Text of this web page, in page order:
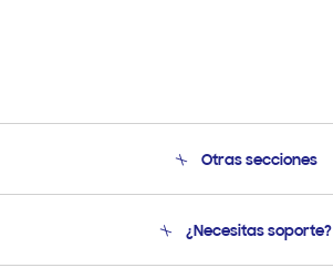
Otras secciones
Soporte
¿Necesitas soporte?